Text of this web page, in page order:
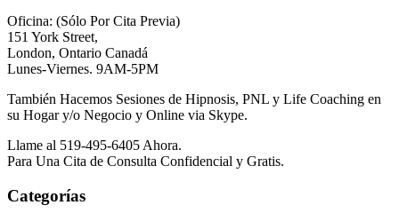
Oficina: (Sólo Por Cita Previa)
151 York Street,
London, Ontario Canadá
Lunes-Viernes. 9AM-5PM
También Hacemos Sesiones de Hipnosis, PNL y Life Coaching en
su Hogar y/o Negocio y Online via Skype.
Llame al 519-495-6405 Ahora.
Para Una Cita de Consulta Confidencial y Gratis.
Categorías